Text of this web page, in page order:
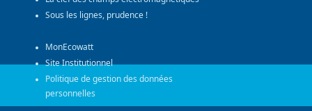
Sous les lignes, prudence !
MonEcowatt
Site Institutionnel
Politique de gestion des données
personnelles